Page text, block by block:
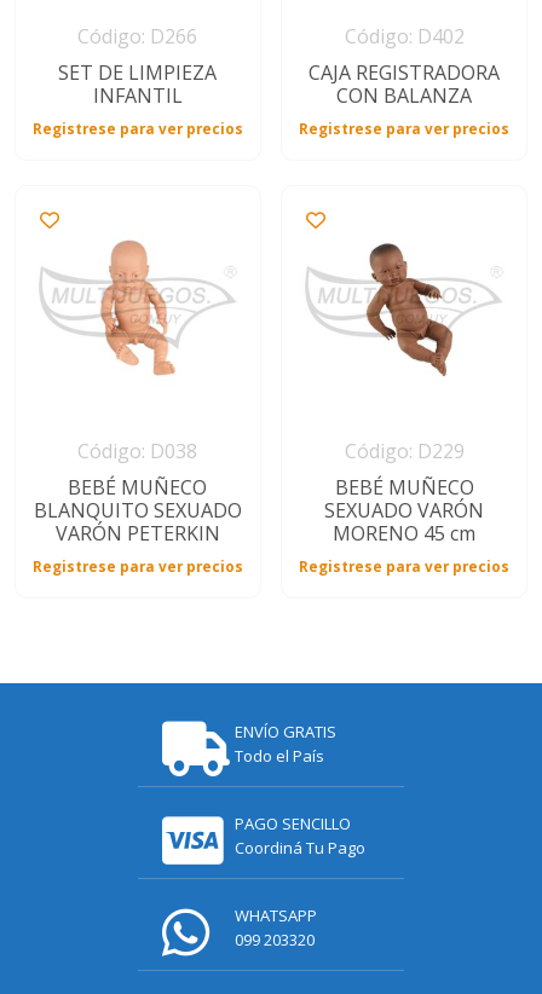
Código: D266
SET DE LIMPIEZA
INFANTIL
Registrese para ver precios
Código: D402
CAJA REGISTRADORA
CON BALANZA
Registrese para ver precios
Código: D038
BEBÉ MUÑECO
BLANQUITO SEXUADO
VARÓN PETERKIN
Registrese para ver precios
Código: D229
BEBÉ MUÑECO
SEXUADO VARÓN
MORENO 45 cm
Registrese para ver precios
ENVÍO GRATIS
Todo el País
PAGO SENCILLO
Coordiná Tu Pago
WHATSAPP
099 203320